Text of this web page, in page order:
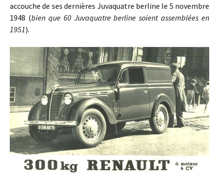
accouche de ses dernières Juvaquatre berline le 5 novembre
1948 (bien que 60 Juvaquatre berline soient assemblées en
1951).